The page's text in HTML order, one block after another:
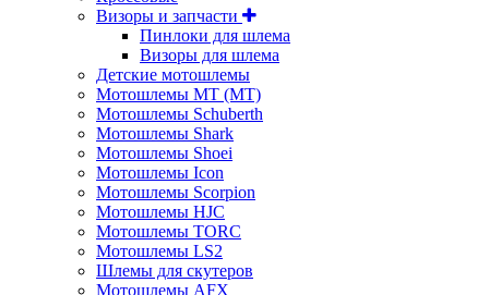
Визоры и запчасти
Пинлоки для шлема
Визоры для шлема
Детские мотошлемы
Мотошлемы MT (МТ)
Мотошлемы Schuberth
Мотошлемы Shark
Мотошлемы Shoei
Мотошлемы Icon
Мотошлемы Scorpion
Мотошлемы HJC
Мотошлемы TORC
Мотошлемы LS2
Шлемы для скутеров
Мотошлемы AFX